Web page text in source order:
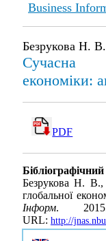
Business
Безрукова Н.
Сучасна
економіки:
PDF
Безрукова Н. В.,
глобальної
Інформ.
URL: http://